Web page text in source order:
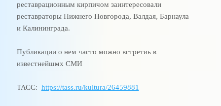
реставрационным кирпичом заинтересовали
реставраторы Нижнего Новгорода, Валдая, Барнаула
и Калининграда.
Публикации о нем часто можно встретиь в
известнейшмх СМИ
ТАСС: https://tass.ru/kultura/26459881